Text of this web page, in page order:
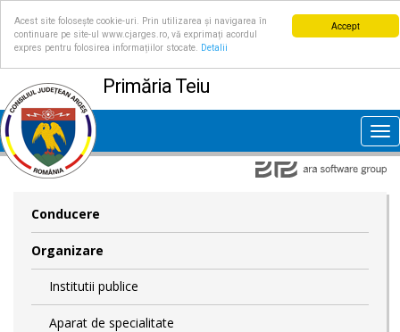
Accept
Acest site folosește cookie-uri. Prin utilizarea și navigarea în
continuare pe site-ul www.cjarges.ro, vă exprimați acordul
expres pentru folosirea informațiilor stocate.
Detalii
Primăria Teiu
Conducere
Organizare
Institutii publice
Aparat de specialitate